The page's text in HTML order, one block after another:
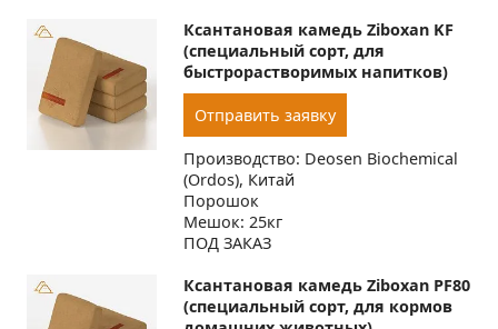
Ксантановая камедь Ziboxan KF
(специальный сорт, для
быстрорастворимых напитков)
Отправить заявку
Производство: Deosen Biochemical
(Ordos), Китай
Порошок
Мешок: 25кг
ПОД ЗАКАЗ
Ксантановая камедь Ziboxan PF80
(специальный сорт, для кормов